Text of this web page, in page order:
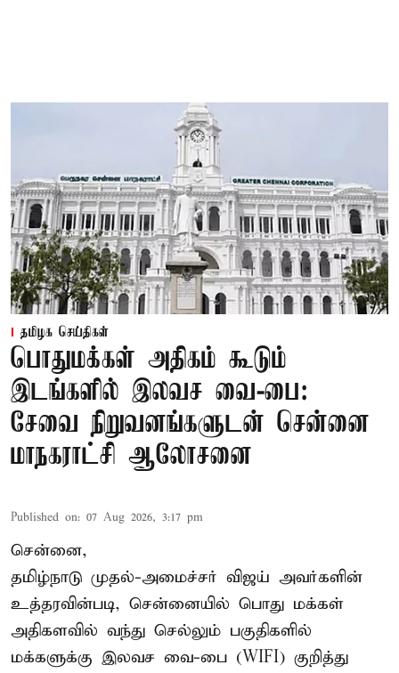
தமிழக செய்திகள்
பொதுமக்கள் அதிகம் கூடும்
இடங்களில் இலவச வை-பை:
சேவை நிறுவனங்களுடன் சென்னை
மாநகராட்சி ஆலோசனை
Published on: 07 Aug 2026, 3:17 pm
சென்னை,
தமிழ்நாடு முதல்-அமைச்சர் விஜய் அவர்களின்
உத்தரவின்படி, சென்னையில் பொது மக்கள்
அதிகளவில் வந்து செல்லும் பகுதிகளில்
மக்களுக்கு இலவச வை-பை (WIFI) குறித்து